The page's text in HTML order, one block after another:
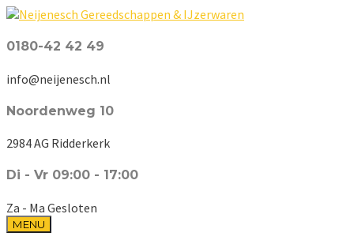
0180-42 42 49
info@neijenesch.nl
Noordenweg 10
2984 AG Ridderkerk
Di - Vr 09:00 - 17:00
Za - Ma Gesloten
MENU